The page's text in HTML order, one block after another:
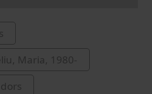
Maria, 1980-